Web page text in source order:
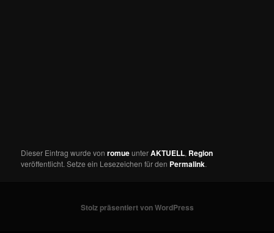
Dieser Eintrag wurde vonromueunterAKTUELL, Region
veröffentlicht. Setze ein Lesezeichen für den Permalink.
Stolz präsentiert von WordPress